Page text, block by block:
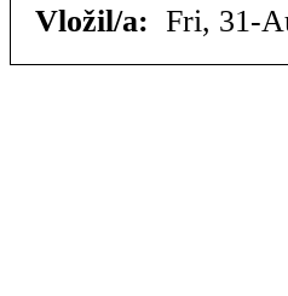
Vložil/a: Fri, 31-